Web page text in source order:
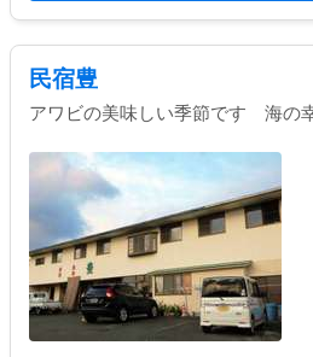
民宿豊
アワビの美味しい季節です 海の